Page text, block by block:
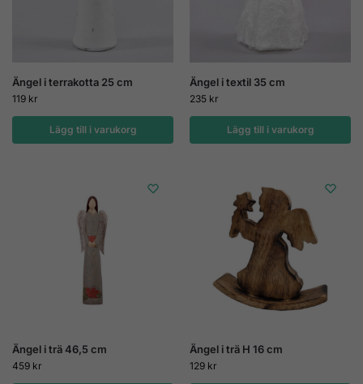
Ängel i terrakotta 25 cm
119 kr
Lägg till i varukorg
Ängel i textil 35 cm
235 kr
Lägg till i varukorg
Ängel i trä 46,5 cm
459 kr
Ängel i trä H 16 cm
129 kr